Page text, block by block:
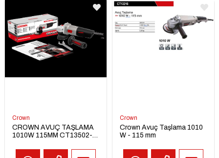
Crown
CROWN AVUÇ TAŞLAMA
1010W 115MM CT13502-
Crown
Crown Avuç Taşlama 1010
W - 115 mm